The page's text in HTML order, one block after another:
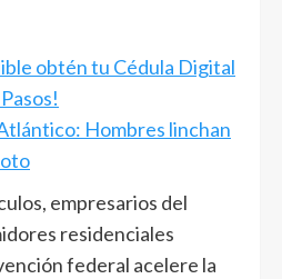
obtén tu Cédula Digital
Hombres linchan
empresarios del
residenciales
federal acelere la